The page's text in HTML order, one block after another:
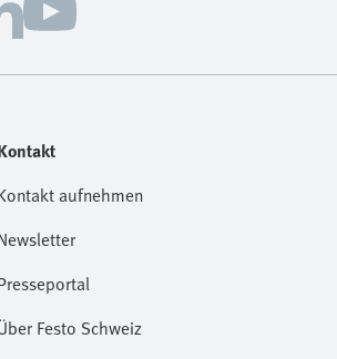
aufnehmen
Festo Schweiz